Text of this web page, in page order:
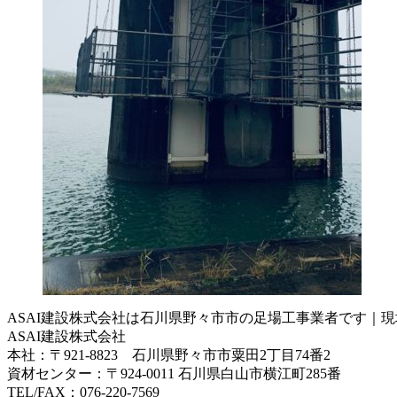
ASAI建設株式会社は石川県野々市市の足場工事業者です｜
ASAI建設株式会社
本社：〒921-8823 石川県野々市市粟田2丁目74番2
資材センター：〒924-0011 石川県白山市横江町285番
TEL/FAX：076-220-7569